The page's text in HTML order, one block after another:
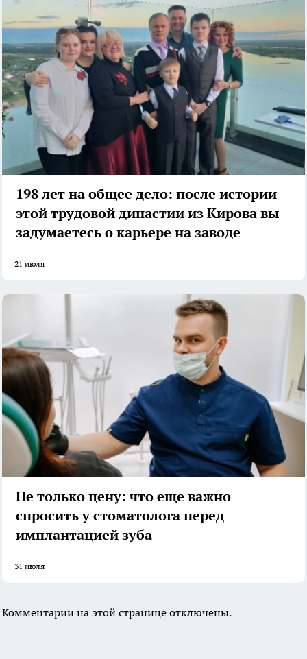
198 лет на общее дело: после истории
этой трудовой династии из Кирова вы
задумаетесь о карьере на заводе
21 июля
Не только цену: что еще важно
спросить у стоматолога перед
имплантацией зуба
31 июля
Комментарии на этой странице отключены.